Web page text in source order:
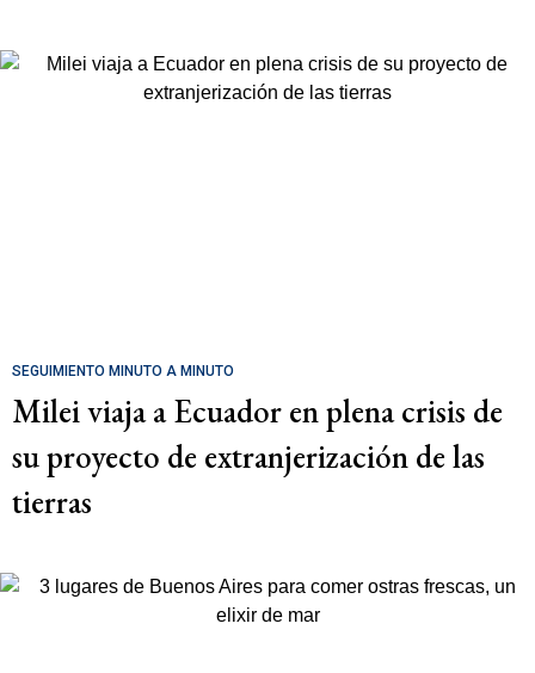
SEGUIMIENTO MINUTO A MINUTO
Milei viaja a Ecuador en plena crisis de
su proyecto de extranjerización de las
tierras